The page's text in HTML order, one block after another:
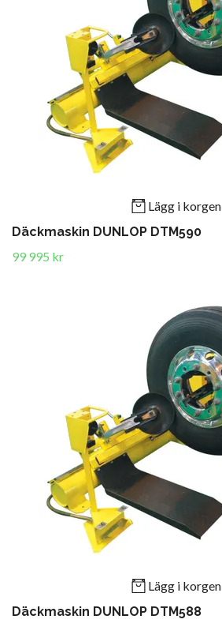
Lägg i korgen
Däckmaskin DUNLOP DTM590
99 995 kr
Lägg i korgen
Däckmaskin DUNLOP DTM588